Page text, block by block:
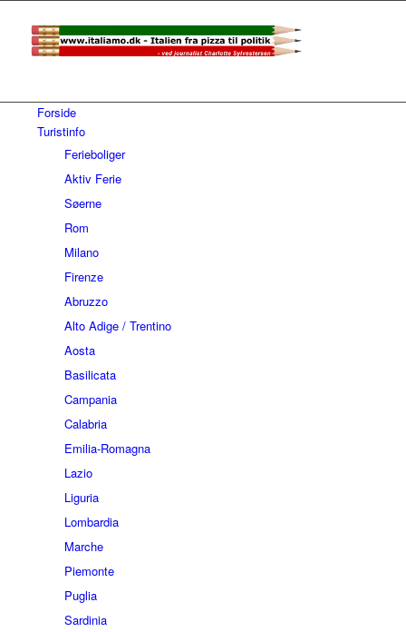
Forside
Turistinfo
Ferieboliger
Aktiv Ferie
Søerne
Rom
Milano
Firenze
Abruzzo
Alto Adige / Trentino
Aosta
Basilicata
Campania
Calabria
Emilia-Romagna
Lazio
Liguria
Lombardia
Marche
Piemonte
Puglia
Sardinia